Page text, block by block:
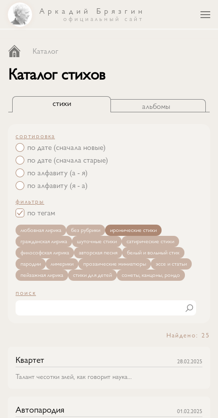
Аркадий Брязгин
официальный сайт
песни
Каталог
Каталог стихов
стихи альбомы
сортировка
по дате (сначала новые)
по дате (сначала старые)
по алфавиту (а - я)
по алфавиту (я - а)
фильтры
по тегам
любовная лирика без рубрики
иронические стихи
гражданская лирика
шуточные стихи
сатирические стихи
философская лирика
авторская песня
белый и вольный стих
пародии
лимерики прозаические миниатюры
эссе и статьи
пейзажная лирика
стихи для детей сонеты, канцоны, рондо
поиск
Найдено: 25
Квартет 28.02.2025
Талант чесотки злей, как говорит наука...
Автопародия 01.02.2025